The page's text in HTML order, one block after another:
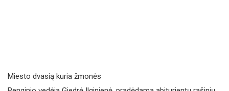
Miesto dvasią kuria žmonės